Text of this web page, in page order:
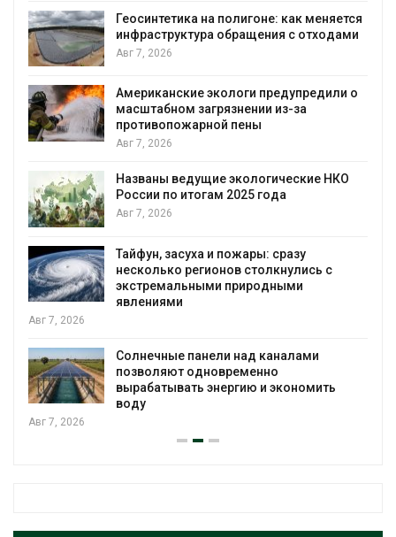
Геосинтетика на полигоне: как меняется
инфраструктура обращения с отходами
Авг 7, 2026
Американские экологи предупредили о
масштабном загрязнении из-за
противопожарной пены
Авг 7, 2026
Названы ведущие экологические НКО
России по итогам 2025 года
Авг 7, 2026
Тайфун, засуха и пожары: сразу
несколько регионов столкнулись с
экстремальными природными
явлениями
Авг 7, 2026
Солнечные панели над каналами
позволяют одновременно
вырабатывать энергию и экономить
воду
Авг 7, 2026